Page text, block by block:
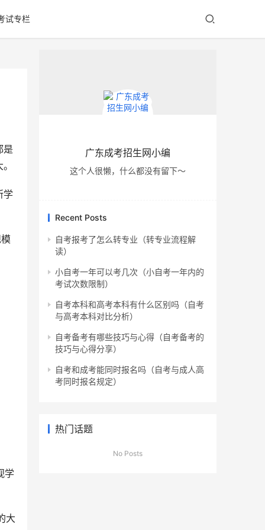
试专栏
是
学
学
大
广东成考招生网小编
这个人很懒，什么都没有留下～
Recent Posts
自考报考了怎么转专业（转专业流程解
读）
小自考一年可以考几次（小自考一年内的
考试次数限制）
自考本科和高考本科有什么区别吗（自考
与高考本科对比分析）
自考备考有哪些技巧与心得（自考备考的
技巧与心得分享）
自考和成考能同时报名吗（自考与成人高
考同时报名规定）
热门话题
No Posts